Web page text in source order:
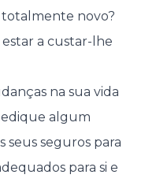
novo?
estar a custar-lhe
na sua vida
algum
seus seguros para
para si e